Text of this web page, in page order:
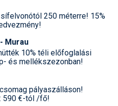
250 méterre! 15%
Murau
10% téli előfoglalási
és mellékszezonban!
pályaszálláson!
590 €-tól /fő!